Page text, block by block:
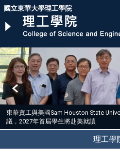
跳
主
內
容
區
國立東華大學理工學院
東華資工與美國Sam Houston State
議，2027年首屆學生將赴美就讀
理工學